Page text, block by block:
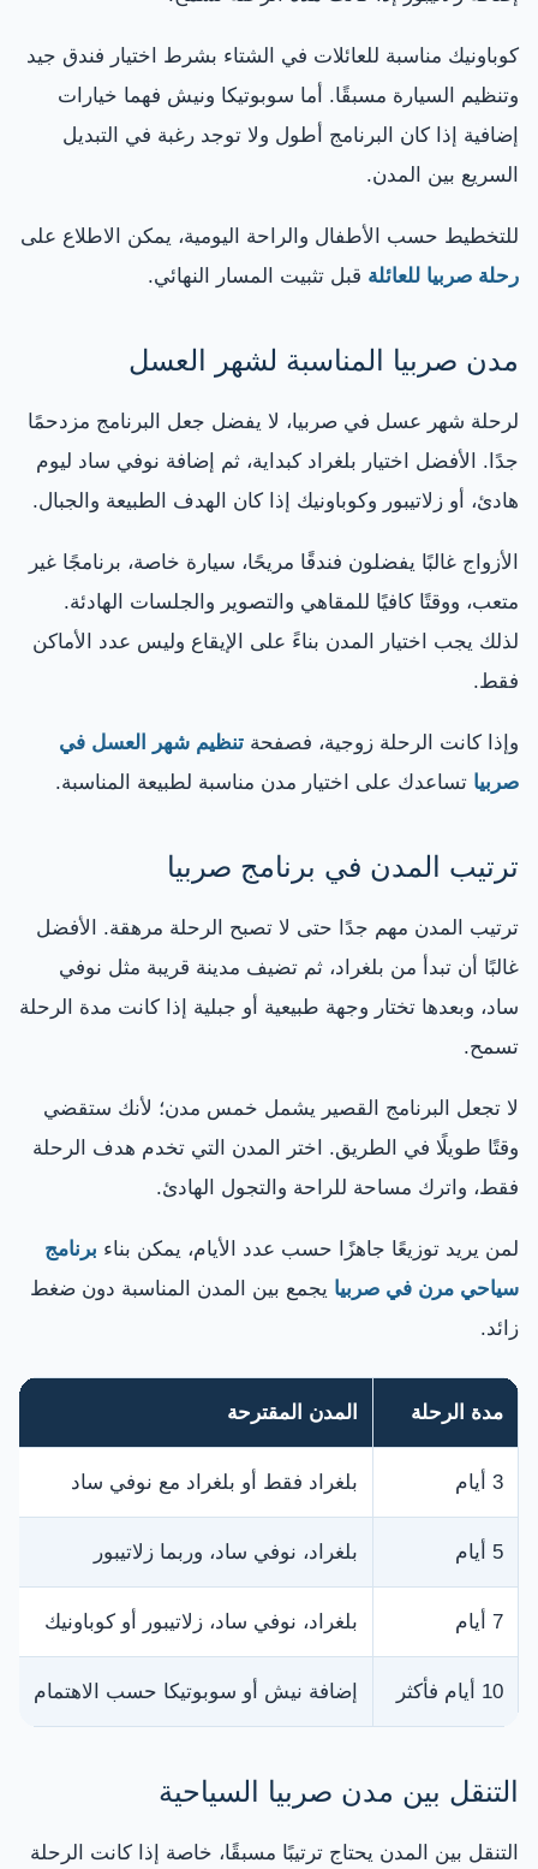
كوباونيك مناسبة للعائلات في الشتاء بشرط اختيار فندق جيد
وتنظيم السيارة مسبقًا. أما سوبوتيكا ونيش فهما خيارات
إضافية إذا كان البرنامج أطول ولا توجد رغبة في التبديل
السريع بين المدن.
للتخطيط حسب الأطفال والراحة اليومية، يمكن الاطلاع على
رحلة صربيا للعائلة قبل تثبيت المسار النهائي.
مدن صربيا المناسبة لشهر العسل
لرحلة شهر عسل في صربيا، لا يفضل جعل البرنامج مزدحمًا
جدًا. الأفضل اختيار بلغراد كبداية، ثم إضافة نوفي ساد ليوم
هادئ، أو زلاتيبور وكوباونيك إذا كان الهدف الطبيعة والجبال.
الأزواج غالبًا يفضلون فندقًا مريحًا، سيارة خاصة، برنامجًا غير
متعب، ووقتًا كافيًا للمقاهي والتصوير والجلسات الهادئة.
لذلك يجب اختيار المدن بناءً على الإيقاع وليس عدد الأماكن
فقط.
وإذا كانت الرحلة زوجية، فصفحة تنظيم شهر العسل في
صربيا تساعدك على اختيار مدن مناسبة لطبيعة المناسبة.
ترتيب المدن في برنامج صربيا
ترتيب المدن مهم جدًا حتى لا تصبح الرحلة مرهقة. الأفضل
غالبًا أن تبدأ من بلغراد، ثم تضيف مدينة قريبة مثل نوفي
ساد، وبعدها تختار وجهة طبيعية أو جبلية إذا كانت مدة الرحلة
تسمح.
لا تجعل البرنامج القصير يشمل خمس مدن؛ لأنك ستقضي
وقتًا طويلًا في الطريق. اختر المدن التي تخدم هدف الرحلة
فقط، واترك مساحة للراحة والتجول الهادئ.
لمن يريد توزيعًا جاهزًا حسب عدد الأيام، يمكن بناء برنامج
سياحي مرن في صربيا يجمع بين المدن المناسبة دون ضغط
زائد.
مدة الرحلة المدن المقترحة
3 أيام بلغراد فقط أو بلغراد مع نوفي ساد
5 أيام بلغراد، نوفي ساد، وربما زلاتيبور
7 أيام بلغراد، نوفي ساد، زلاتيبور أو كوباونيك
10 أيام فأكثر إضافة نيش أو سوبوتيكا حسب الاهتمام
التنقل بين مدن صربيا السياحية
التنقل بين المدن يحتاج ترتيبًا مسبقًا، خاصة إذا كانت الرحلة